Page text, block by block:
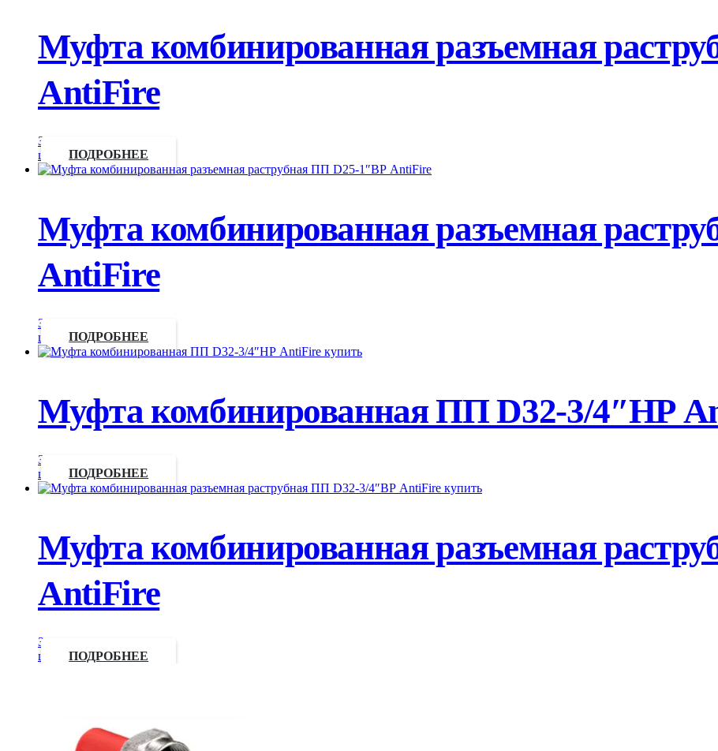
Муфта комбинированная разъемная
AntiFire
Запросить
цену
ПОДРОБНЕЕ
Муфта комбинированная разъемная
AntiFire
Запросить
цену
ПОДРОБНЕЕ
Муфта комбинированная ПП D32-3/4″НР
Запросить
цену
ПОДРОБНЕЕ
Муфта комбинированная разъемная
AntiFire
Запросить
цену
ПОДРОБНЕЕ